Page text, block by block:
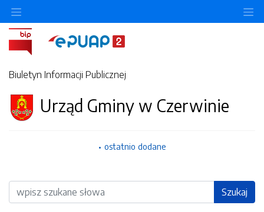
Biuletyn Informacji Publicznej
Urząd Gminy w Czerwinie
ostatnio dodane
Wyszukiwarka Szukaj